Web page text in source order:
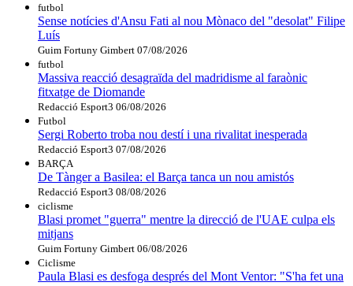
futbol
Sense notícies d'Ansu Fati al nou Mònaco del "desolat" Filipe
Luís
Guim Fortuny Gimbert 07/08/2026
futbol
Massiva reacció desagraïda del madridisme al faraònic
fitxatge de Diomande
Redacció Esport3 06/08/2026
Futbol
Sergi Roberto troba nou destí i una rivalitat inesperada
Redacció Esport3 07/08/2026
BARÇA
De Tànger a Basilea: el Barça tanca un nou amistós
Redacció Esport3 08/08/2026
ciclisme
Blasi promet "guerra" mentre la direcció de l'UAE culpa els
mitjans
Guim Fortuny Gimbert 06/08/2026
Ciclisme
Paula Blasi es desfoga després del Mont Ventor: "S'ha fet una